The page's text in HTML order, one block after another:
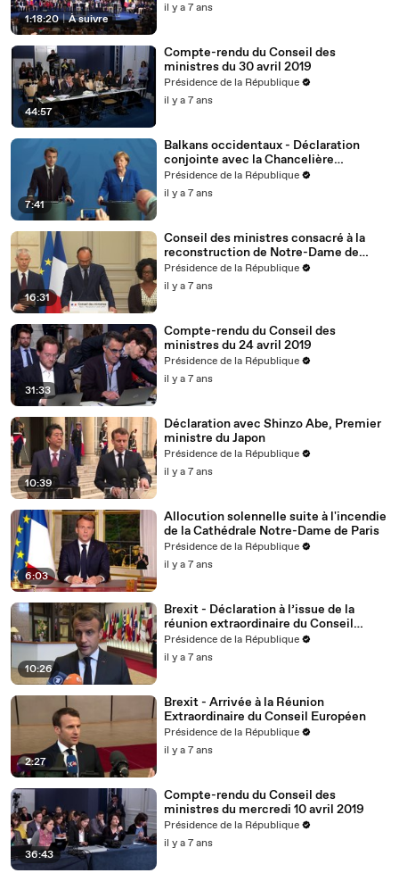
1:18:20 | À suivre
il y a 7 ans
44:57
Compte-rendu du Conseil des
ministres du 30 avril 2019
Présidence de la République
il y a 7 ans
7:41
Balkans occidentaux - Déclaration
conjointe avec la Chancelière
allemande Angela Merkel
Présidence de la République
il y a 7 ans
16:31
Conseil des ministres consacré à la
reconstruction de Notre-Dame de
Paris
Présidence de la République
il y a 7 ans
31:33
Compte-rendu du Conseil des
ministres du 24 avril 2019
Présidence de la République
il y a 7 ans
10:39
Déclaration avec Shinzo Abe, Premier
ministre du Japon
Présidence de la République
il y a 7 ans
6:03
Allocution solennelle suite à l'incendie
de la Cathédrale Notre-Dame de Paris
Présidence de la République
il y a 7 ans
10:26
Brexit - Déclaration à l’issue de la
réunion extraordinaire du Conseil
européen
Présidence de la République
il y a 7 ans
2:27
Brexit - Arrivée à la Réunion
Extraordinaire du Conseil Européen
Présidence de la République
il y a 7 ans
36:43
Compte-rendu du Conseil des
ministres du mercredi 10 avril 2019
Présidence de la République
il y a 7 ans